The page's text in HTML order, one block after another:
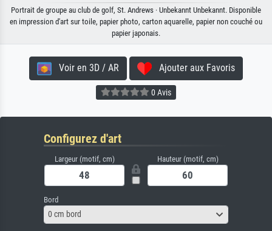
Portrait de groupe au club de golf, St. Andrews · Unbekannt Unbekannt. Disponible
en impression d'art sur toile, papier photo, carton aquarelle, papier non couché ou
papier japonais.
Voir en 3D / AR Ajouter aux Favoris
0 Avis
Configurez d'art
Largeur (motif, cm) Hauteur (motif, cm)
Bord
0 cm bord